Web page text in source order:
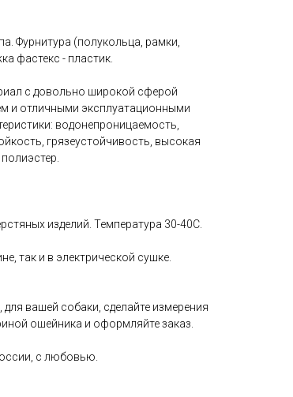
Фурнитура (полукольца, рамки,
фастекс - пластик.
с довольно широкой сферой
и отличными эксплуатационными
водонепроницаемость,
грязеустойчивость, высокая
изделий. Температура 30-40С.
так и в электрической сушке.
вашей собаки, сделайте измерения
ошейника и оформляйте заказ.
с любовью.